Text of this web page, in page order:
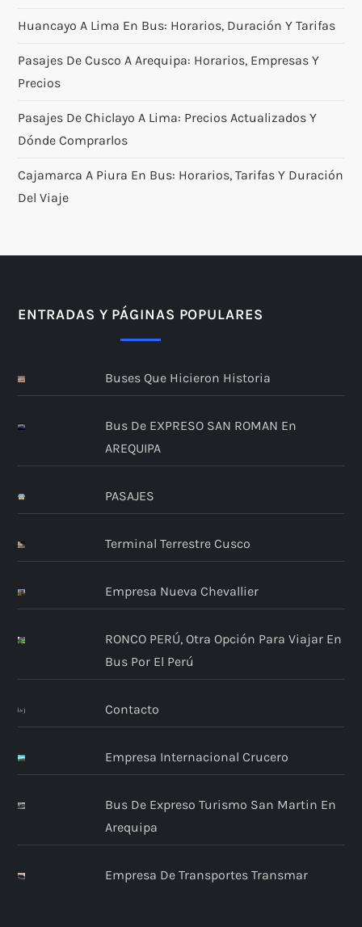
Huancayo A Lima En Bus: Horarios, Duración Y Tarifas
Pasajes De Cusco A Arequipa: Horarios, Empresas Y
Precios
Pasajes De Chiclayo A Lima: Precios Actualizados Y
Dónde Comprarlos
Cajamarca A Piura En Bus: Horarios, Tarifas Y Duración
Del Viaje
ENTRADAS Y PÁGINAS POPULARES
Buses Que Hicieron Historia
Bus De EXPRESO SAN ROMAN En
AREQUIPA
PASAJES
Terminal Terrestre Cusco
Empresa Nueva Chevallier
RONCO PERÚ, Otra Opción Para Viajar En
Bus Por El Perú
Contacto
Empresa Internacional Crucero
Bus De Expreso Turismo San Martin En
Arequipa
Empresa De Transportes Transmar